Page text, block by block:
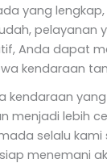
yang
pelayanan
Anda dapat
kendaraan
kendaraan
menjadi lebih
selalu
menemani